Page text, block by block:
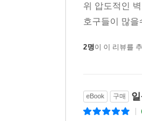
죽었다는 전화를
사실에서 작은 기
좌절의 기술 2 좌
말했다. “만약 그
기인했다. 그리
위 압도적인
호구들이 많
2명이 이 리뷰를
eBook 구매